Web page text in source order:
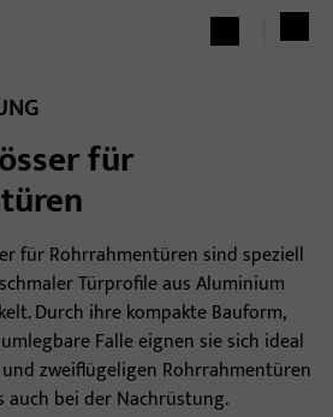
für
für Rohrrahmentüren sind speziell
Türprofile aus Aluminium
Durch ihre kompakte Bauform,
Falle eignen sie sich ideal
zweiflügeligen Rohrrahmentüren
auch bei der Nachrüstung.